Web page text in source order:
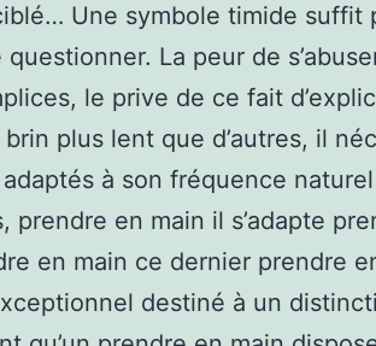
Une symbole timide suffit
La peur de
le prive de ce fait
plus lent que d’autres, il
à son fréquence naturel
prendre en main il s’adapte
en main ce dernier prendre
destiné à un